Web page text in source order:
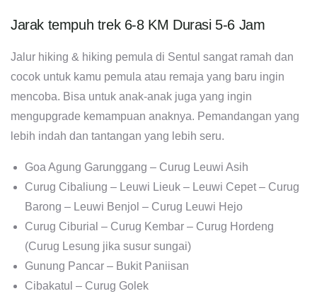
Jarak tempuh trek 6-8 KM Durasi 5-6 Jam
Jalur hiking & hiking pemula di Sentul sangat ramah dan
cocok untuk kamu pemula atau remaja yang baru ingin
mencoba. Bisa untuk anak-anak juga yang ingin
mengupgrade kemampuan anaknya. Pemandangan yang
lebih indah dan tantangan yang lebih seru.
Goa Agung Garunggang – Curug Leuwi Asih
Curug Cibaliung – Leuwi Lieuk – Leuwi Cepet – Curug
Barong – Leuwi Benjol – Curug Leuwi Hejo
Curug Ciburial – Curug Kembar – Curug Hordeng
(Curug Lesung jika susur sungai)
Gunung Pancar – Bukit Paniisan
Cibakatul – Curug Golek